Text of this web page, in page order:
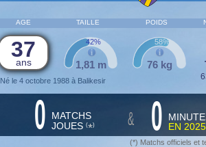
AGE TAILLE POIDS
37
ans
Né le 4 octobre 1988 à Balikesir
1,81 m
42%
76 kg
58%
0 MATCHS
JOUES (*) & 0
EN
(*) Matchs officiels et